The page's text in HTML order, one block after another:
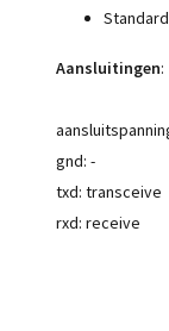
Aansluitingen:
gnd: -
txd: transceive
rxd: receive